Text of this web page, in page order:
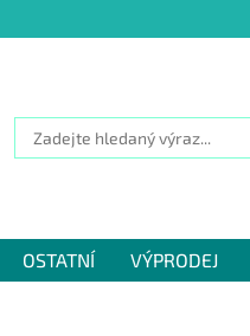
OSTATNÍ VÝPRODEJ